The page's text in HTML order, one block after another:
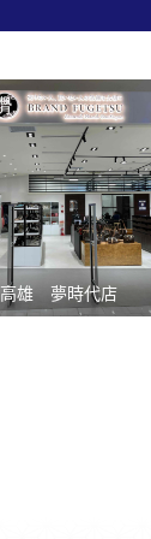
高雄 夢時代店